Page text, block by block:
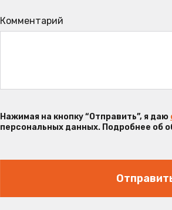
Комментарий
Нажимая на кнопку “Отправить”, я даю
персональных данных. Подробнее об